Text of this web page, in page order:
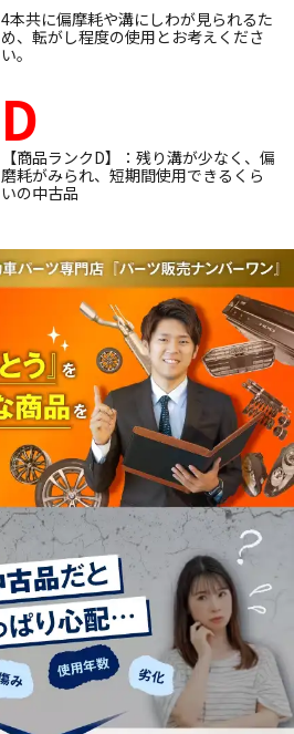
4本共に偏摩耗や溝にしわが見られるた
め、転がし程度の使用とお考えくださ
い。
D
【商品ランクD】：残り溝が少なく、偏
磨耗がみられ、短期間使用できるくら
いの中古品